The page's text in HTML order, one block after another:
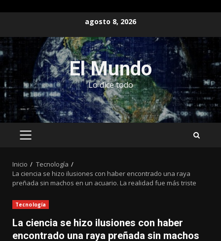
contenido
agosto 8, 2026
El Mundo
Lo dice todo
MENÚ
Inicio
Tecnología
La ciencia se hizo ilusiones con haber encontrado una raya
preñada sin machos en un acuario. La realidad fue más triste
Tecnología
La ciencia se hizo ilusiones con haber
encontrado una raya preñada sin machos